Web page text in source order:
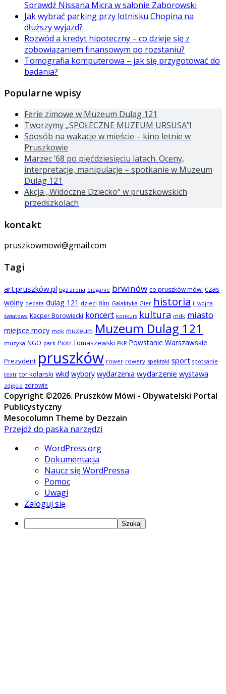
Sprawdź Nissana Micra w salonie Zaborowski
Jak wybrać parking przy lotnisku Chopina na
dłuższy wyjazd?
Rozwód a kredyt hipoteczny – co dzieje się z
zobowiązaniem finansowym po rozstaniu?
Tomografia komputerowa – jak się przygotować do
badania?
Popularne wpisy
Ferie zimowe w Muzeum Dulag 121
Tworzymy „SPOŁECZNE MUZEUM URSUSA”!
Sposób na wakacje w mieście – kino letnie w
Pruszkowie
Marzec ’68 po pięćdziesięciu latach. Oceny,
interpretacje, manipulacje – spotkanie w Muzeum
Dulag 121
Akcja „Widoczne Dziecko” w pruszkowskich
przedszkolach
kontakt
pruszkowmowi@gmail.com
Tagi
art.pruszków.pl bgż arena bieganie brwinów co pruszków mówi czas
wolny debata dulag 121 dzieci film Galaktyka Gier historia ii wojna
światowa Kacper Borowiecki koncert konkurs kultura mdk miasto
miejsce mocy mok muzeum Muzeum Dulag 121
muzyka NGO park Piotr Tomaszewski PKP Powstanie Warszawskie
Prezydent pruszków rower rowery spektakl sport spotkanie
teatr tor kolarski wkd wybory wydarzenia wydarzenie wystawa
zdjęcia zdrowie
Copyright ©2026. Pruszków Mówi - Obywatelski Portal
Publicystyczny
Mesocolumn Theme by Dezzain
Przejdź do paska narzędzi
WordPressie
WordPress.org
Dokumentacja
Naucz się WordPressa
Pomoc
Uwagi
Zaloguj się
Szukaj